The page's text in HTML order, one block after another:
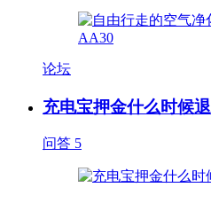
论坛
充电宝押金什么时候退
问答 5